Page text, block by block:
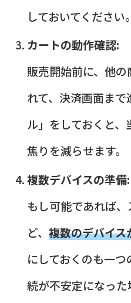
しておいてください。
カートの動作確認:
販売開始前に、他
れて、決済画面ま
ル」をしておくと、
焦りを減らせます。
複数デバイスの準備:
もし可能であれば
ど、 複数のデバイス
にしておくのも一
続が不安定になっ